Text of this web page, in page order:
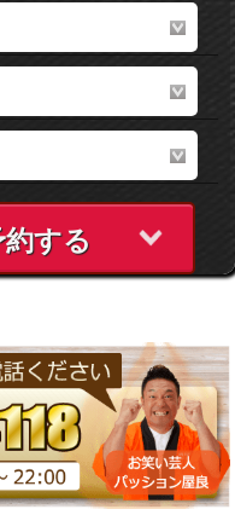
する